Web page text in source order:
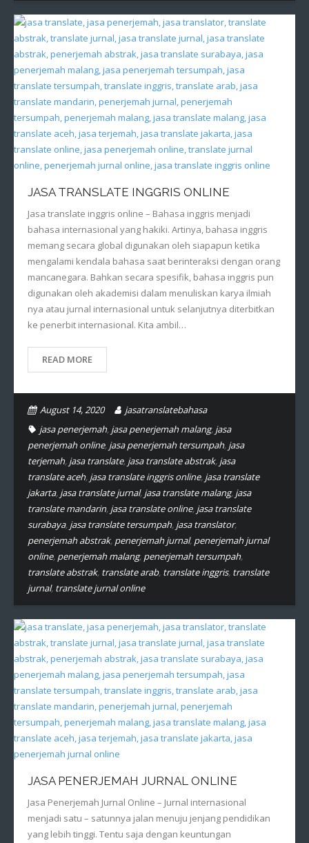
JASA TRANSLATE INGGRIS ONLINE
Jasa translate inggris online – Bahasa inggris menjadi
bahasa internasional yang hakiki. Artinya, bahasa inggris
memang secara global digunakan oleh siapapun ketika
mengalami kendala bahasa saat berinteraksi dengan orang
mancanegara. Bahkan secara spesifik, bahasa inggris pun
digunakan oleh akademisi dalam menuliskan karya ilmiah
nya atau jurnal internasional untuk selanjutnya diterbitkan
ke penerbit internasional. Kita ambil…
READ MORE
August 14, 2020
jasatranslatebahasa
jasa penerjemah, jasa penerjemah malang, jasa
penerjemah online, jasa penerjemah tersumpah, jasa
terjemah, jasa translate, jasa translate abstrak, jasa
translate aceh, jasa translate inggris online, jasa translate
jakarta, jasa translate jurnal, jasa translate malang, jasa
translate mandarin, jasa translate online, jasa translate
surabaya, jasa translate tersumpah, jasa translator,
penerjemah abstrak, penerjemah jurnal, penerjemah jurnal
online, penerjemah malang, penerjemah tersumpah,
translate abstrak, translate arab, translate inggris, translate
jurnal, translate jurnal online
JASA PENERJEMAH JURNAL ONLINE
Jasa Penerjemah Jurnal Online – Jurnal internasional
menjadi satu – satunnya jalan menuju jenjang pendidikan
yang lebih tinggi. Tentu saja dengan keuntungan